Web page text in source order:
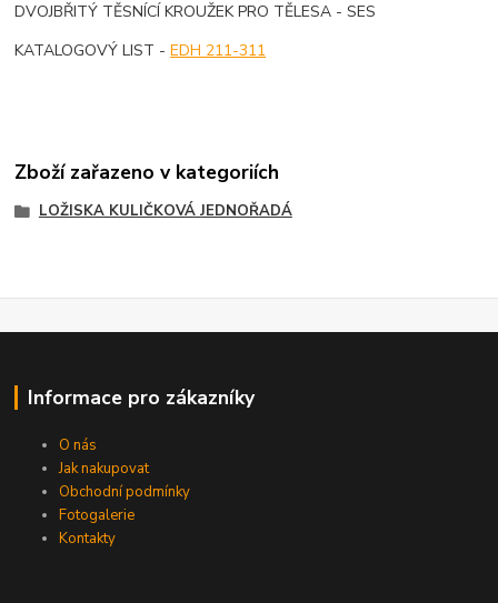
DVOJBŘITÝ TĚSNÍCÍ KROUŽEK PRO TĚLESA - SES
KATALOGOVÝ LIST -EDH 211-311
Zboží zařazeno v kategoriích
LOŽISKA KULIČKOVÁ JEDNOŘADÁ
Informace pro zákazníky
O nás
Jak nakupovat
Obchodní podmínky
Fotogalerie
Kontakty